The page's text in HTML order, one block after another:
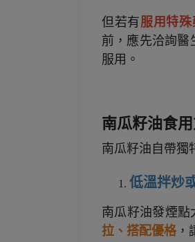
但若有服用特
前，應先洽詢醫
服用。
南瓜籽油食
南瓜籽油自帶獨
低溫拌炒
南瓜籽油發煙
拉、搭配優格，